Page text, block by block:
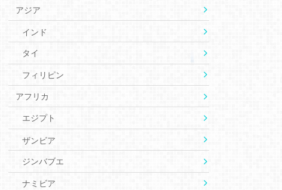
アジア
インド
タイ
フィリピン
アフリカ
エジプト
ザンビア
ジンバブエ
ナミビア